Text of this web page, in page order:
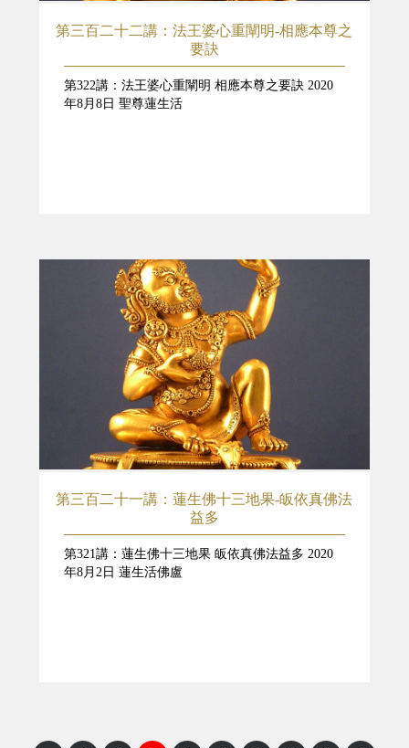
第三百二十二講：法王婆心重闡明-相應本尊之
要訣
第322講：法王婆心重闡明 相應本尊之要訣 2020
年8月8日 聖尊蓮生活
第三百二十一講：蓮生佛十三地果-皈依真佛法
益多
第321講：蓮生佛十三地果 皈依真佛法益多 2020
年8月2日 蓮生活佛盧